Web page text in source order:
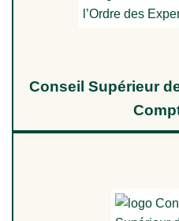
Conseil Supérieur